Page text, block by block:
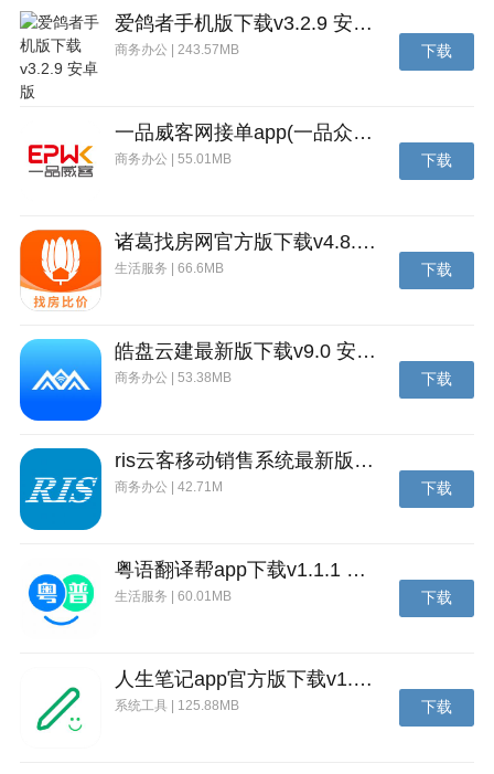
等不会导致死亡。
4.同时按下左右方向键，主角会进入翻滚状态，翻滚状
态跑酷较为稳定，在水中翻滚状态可以跳出水面，在空
中翻滚状态是急速降落。翻滚状态需要消耗蓄力条，建
议在关键时候使用。
及各种皮肤装扮。每6个小时有一个免费的龙蛋可以开
启。
于升级角色属性，包括滑翔能力，翻滚能力，方向控制
和前进速度，升级后跑酷才能更顺畅。
爱鸽者手机版下载v3.2.9 安卓版
商务办公 | 243.57MB 下载
一品威客网接单app(一品众包)下载v2.7.1 安卓最新版
商务办公 | 55.01MB 下载
诸葛找房网官方版下载v4.8.1.1 安卓最新版
生活服务 | 66.6MB 下载
皓盘云建最新版下载v9.0 安卓版
商务办公 | 53.38MB 下载
ris云客移动销售系统最新版下载v1.1.25 安卓手机版
商务办公 | 42.71M 下载
粤语翻译帮app下载v1.1.1 安卓版
生活服务 | 60.01MB 下载
人生笔记app官方版下载v1.19.4 安卓版
系统工具 | 125.88MB 下载